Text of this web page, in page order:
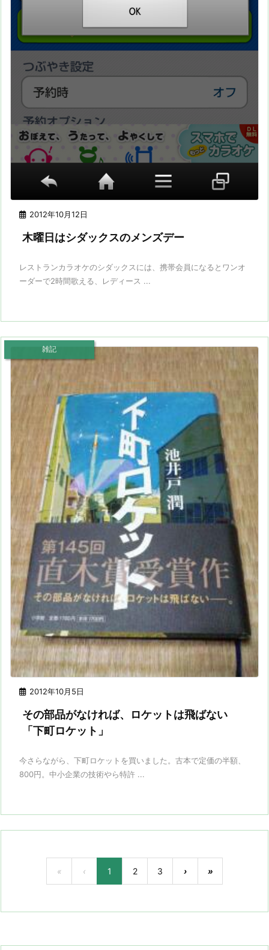
2012年10月12日
木曜日はシダックスのメンズデー
レストランカラオケのシダックスには、携帯会員になるとワンオ
ーダーで2時間歌える、レディース ...
2012年10月5日
雑記
その部品がなければ、ロケットは飛ばない
「下町ロケット」
今さらながら、下町ロケットを買いました。古本で定価の半額、
800円。中小企業の技術やら特許 ...
« ‹ 1 2 3 › »